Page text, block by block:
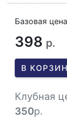
Базовая цена
398 р.
В
Клубная
350р.